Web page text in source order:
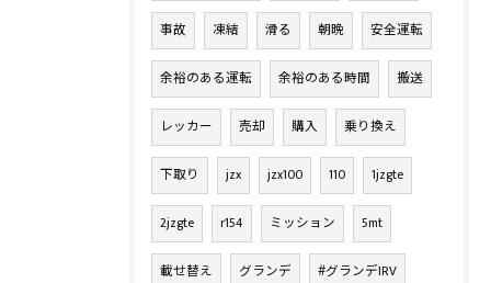
事故 凍結 滑る 朝晩 安全運転
余裕のある運転 余裕のある時間 搬送
レッカー 売却 購入 乗り換え
下取り jzx jzx100 110 1jzgte
2jzgte r154 ミッション 5mt
載せ替え グランデ #グランデIRV